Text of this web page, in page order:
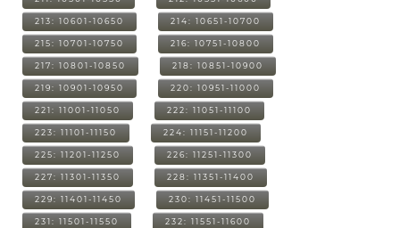
213: 10601-10650 214: 10651-10700
215: 10701-10750 216: 10751-10800
217: 10801-10850 218: 10851-10900
219: 10901-10950 220: 10951-11000
221: 11001-11050 222: 11051-11100
223: 11101-11150 224: 11151-11200
225: 11201-11250 226: 11251-11300
227: 11301-11350 228: 11351-11400
229: 11401-11450 230: 11451-11500
231: 11501-11550 232: 11551-11600